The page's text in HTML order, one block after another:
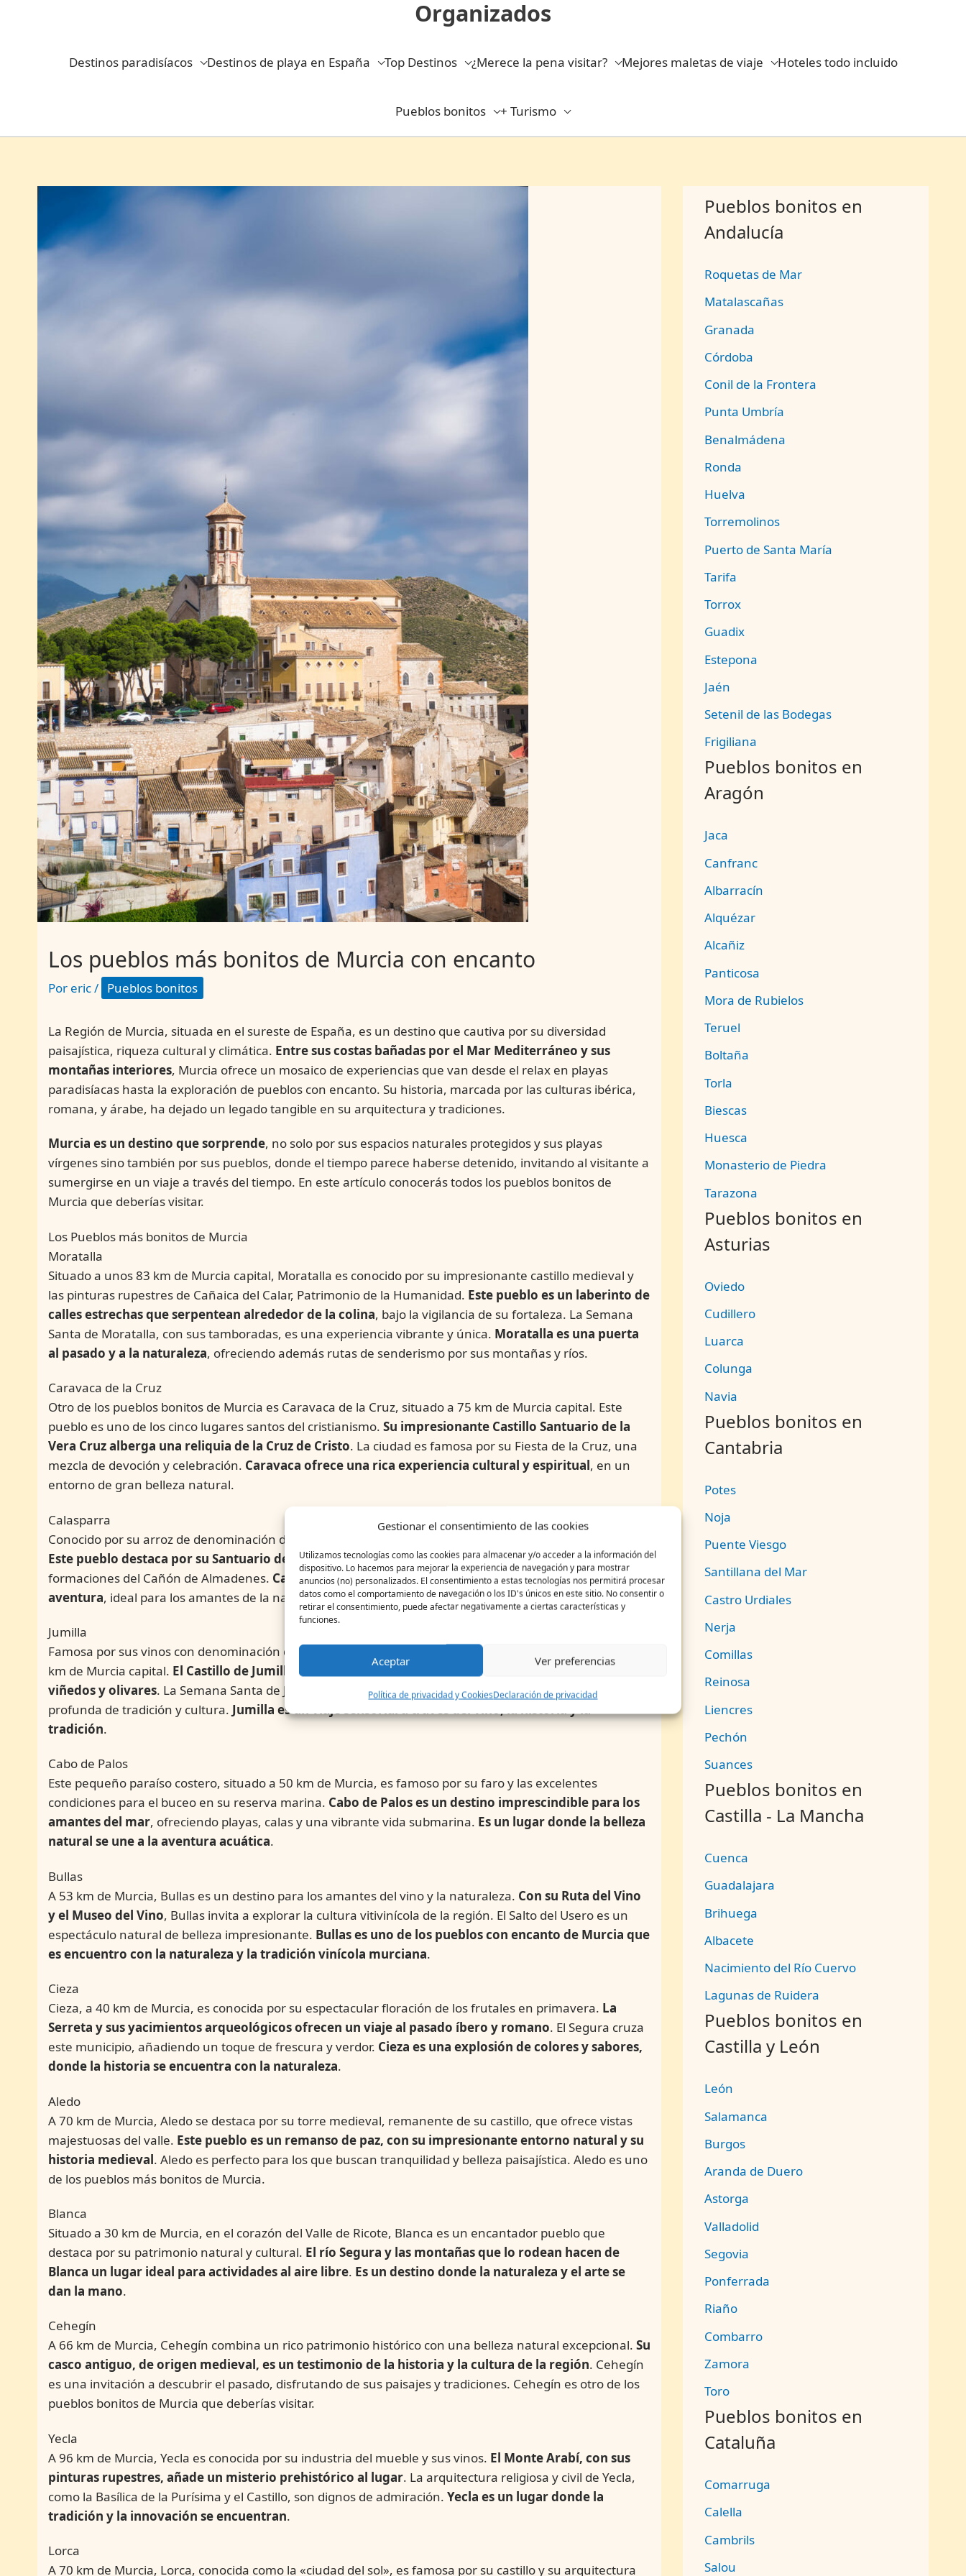
Gestionar el consentimiento de las cookies
Utilizamos tecnologías como las cookies para almacenar y/o acceder a la información del
dispositivo. Lo hacemos para mejorar la experiencia de navegación y para mostrar
anuncios (no) personalizados. El consentimiento a estas tecnologías nos permitirá procesar
datos como el comportamiento de navegación o los ID's únicos en este sitio. No consentir o
retirar el consentimiento, puede afectar negativamente a ciertas características y
funciones.
Aceptar Ver preferencias
Política de privacidad y CookiesDeclaración de privacidad
Organizados
Destinos paradisíacos Destinos de playa en España Top Destinos ¿Merece la pena visitar? Mejores maletas de viaje Hoteles todo incluido
Pueblos bonitos + Turismo
Los pueblos más bonitos de Murcia con encanto
Por eric/ Pueblos bonitos
La Región de Murcia, situada en el sureste de España, es un destino que cautiva por su diversidad
paisajística, riqueza cultural y climática. Entre sus costas bañadas por el Mar Mediterráneo y sus
montañas interiores, Murcia ofrece un mosaico de experiencias que van desde el relax en playas
paradisíacas hasta la exploración de pueblos con encanto. Su historia, marcada por las culturas ibérica,
romana, y árabe, ha dejado un legado tangible en su arquitectura y tradiciones.
Murcia es un destino que sorprende, no solo por sus espacios naturales protegidos y sus playas
vírgenes sino también por sus pueblos, donde el tiempo parece haberse detenido, invitando al visitante a
sumergirse en un viaje a través del tiempo. En este artículo conocerás todos los pueblos bonitos de
Murcia que deberías visitar.
Los Pueblos más bonitos de Murcia
Moratalla
Situado a unos 83 km de Murcia capital, Moratalla es conocido por su impresionante castillo medieval y
las pinturas rupestres de Cañaica del Calar, Patrimonio de la Humanidad. Este pueblo es un laberinto de
calles estrechas que serpentean alrededor de la colina, bajo la vigilancia de su fortaleza. La Semana
Santa de Moratalla, con sus tamboradas, es una experiencia vibrante y única. Moratalla es una puerta
al pasado y a la naturaleza, ofreciendo además rutas de senderismo por sus montañas y ríos.
Caravaca de la Cruz
Otro de los pueblos bonitos de Murcia es Caravaca de la Cruz, situado a 75 km de Murcia capital. Este
pueblo es uno de los cinco lugares santos del cristianismo. Su impresionante Castillo Santuario de la
Vera Cruz alberga una reliquia de la Cruz de Cristo. La ciudad es famosa por su Fiesta de la Cruz, una
mezcla de devoción y celebración. Caravaca ofrece una rica experiencia cultural y espiritual, en un
entorno de gran belleza natural.
Calasparra
Conocido por su arroz de denominación de origen, Calasparra se encuentra a unos 77 km de Murcia.
Este pueblo destaca por su Santuario de la Esperanza, excavado en la roca, y las impresionantes
formaciones del Cañón de Almadenes. Calasparra es un destino que combina gastronomía, historia y
aventura, ideal para los amantes de la naturaleza.
Jumilla
Famosa por sus vinos con denominación de origen, otro de los pueblos bonitos de Murcia es Jumilla, a 71
km de Murcia capital. El Castillo de Jumilla, desde su posición elevada, ofrece vistas panorámicas de
viñedos y olivares. La Semana Santa de Jumilla, de Interés Turístico Internacional, es una expresión
profunda de tradición y cultura. Jumilla es un viaje sensorial a través del vino, la historia y la
tradición.
Cabo de Palos
Este pequeño paraíso costero, situado a 50 km de Murcia, es famoso por su faro y las excelentes
condiciones para el buceo en su reserva marina. Cabo de Palos es un destino imprescindible para los
amantes del mar, ofreciendo playas, calas y una vibrante vida submarina. Es un lugar donde la belleza
natural se une a la aventura acuática.
Bullas
A 53 km de Murcia, Bullas es un destino para los amantes del vino y la naturaleza. Con su Ruta del Vino
y el Museo del Vino, Bullas invita a explorar la cultura vitivinícola de la región. El Salto del Usero es un
espectáculo natural de belleza impresionante. Bullas es uno de los pueblos con encanto de Murcia que
es encuentro con la naturaleza y la tradición vinícola murciana.
Cieza
Cieza, a 40 km de Murcia, es conocida por su espectacular floración de los frutales en primavera. La
Serreta y sus yacimientos arqueológicos ofrecen un viaje al pasado íbero y romano. El Segura cruza
este municipio, añadiendo un toque de frescura y verdor. Cieza es una explosión de colores y sabores,
donde la historia se encuentra con la naturaleza.
Aledo
A 70 km de Murcia, Aledo se destaca por su torre medieval, remanente de su castillo, que ofrece vistas
majestuosas del valle. Este pueblo es un remanso de paz, con su impresionante entorno natural y su
historia medieval. Aledo es perfecto para los que buscan tranquilidad y belleza paisajística. Aledo es uno
de los pueblos más bonitos de Murcia.
Blanca
Situado a 30 km de Murcia, en el corazón del Valle de Ricote, Blanca es un encantador pueblo que
destaca por su patrimonio natural y cultural. El río Segura y las montañas que lo rodean hacen de
Blanca un lugar ideal para actividades al aire libre. Es un destino donde la naturaleza y el arte se
dan la mano.
Cehegín
A 66 km de Murcia, Cehegín combina un rico patrimonio histórico con una belleza natural excepcional. Su
casco antiguo, de origen medieval, es un testimonio de la historia y la cultura de la región. Cehegín
es una invitación a descubrir el pasado, disfrutando de sus paisajes y tradiciones. Cehegín es otro de los
pueblos bonitos de Murcia que deberías visitar.
Yecla
A 96 km de Murcia, Yecla es conocida por su industria del mueble y sus vinos. El Monte Arabí, con sus
pinturas rupestres, añade un misterio prehistórico al lugar. La arquitectura religiosa y civil de Yecla,
como la Basílica de la Purísima y el Castillo, son dignos de admiración. Yecla es un lugar donde la
tradición y la innovación se encuentran.
Lorca
A 70 km de Murcia, Lorca, conocida como la «ciudad del sol», es famosa por su castillo y su arquitectura
Pueblos bonitos en
Andalucía
Roquetas de Mar
Matalascañas
Granada
Córdoba
Conil de la Frontera
Punta Umbría
Benalmádena
Ronda
Huelva
Torremolinos
Puerto de Santa María
Tarifa
Torrox
Guadix
Estepona
Jaén
Setenil de las Bodegas
Frigiliana
Pueblos bonitos en
Aragón
Jaca
Canfranc
Albarracín
Alquézar
Alcañiz
Panticosa
Mora de Rubielos
Teruel
Boltaña
Torla
Biescas
Huesca
Monasterio de Piedra
Tarazona
Pueblos bonitos en
Asturias
Oviedo
Cudillero
Luarca
Colunga
Navia
Pueblos bonitos en
Cantabria
Potes
Noja
Puente Viesgo
Santillana del Mar
Castro Urdiales
Nerja
Comillas
Reinosa
Liencres
Pechón
Suances
Pueblos bonitos en
Castilla - La Mancha
Cuenca
Guadalajara
Brihuega
Albacete
Nacimiento del Río Cuervo
Lagunas de Ruidera
Pueblos bonitos en
Castilla y León
León
Salamanca
Burgos
Aranda de Duero
Astorga
Valladolid
Segovia
Ponferrada
Riaño
Combarro
Zamora
Toro
Pueblos bonitos en
Cataluña
Comarruga
Calella
Cambrils
Salou